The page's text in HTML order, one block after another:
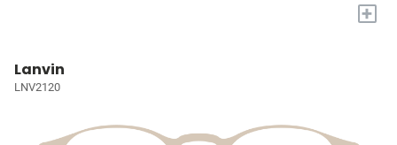
+
Lanvin
LNV2120